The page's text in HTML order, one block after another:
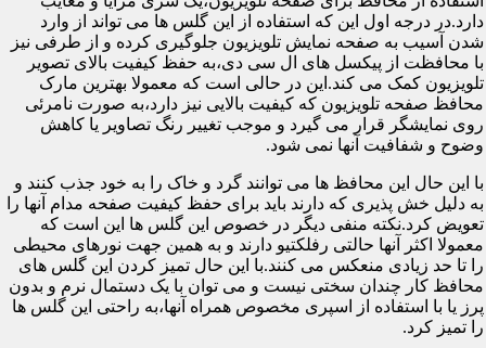
دارد.در درجه اول این که استفاده از این گلس ها می تواند از وارد
شدن آسیب به صفحه نمایش تلویزیون جلوگیری کرده و از طرفی نیز
با محافظت از پیکسل های ال سی دی،به حفظ کیفیت بالای تصویر
تلویزیون کمک می کند.این در حالی است که معمولا بهترین مارک
محافظ صفحه تلویزیون که کیفیت بالایی نیز دارد،به صورت نامرئی
روی نمایشگر قرار می گیرد و موجب تغییر رنگ تصاویر یا کاهش
وضوح و شفافیت آنها نمی شود.
با این حال این محافظ ها می توانند گرد و خاک را به خود جذب کنند و
به دلیل خش پذیری که دارند باید برای حفظ کیفیت صفحه مدام آنها را
تعویض کرد.نکته منفی دیگر در خصوص این گلس ها این است که
معمولا اکثر آنها حالتی رفلکتیو دارند و به همین جهت نورهای محیطی
را تا حد زیادی منعکس می کنند.با این حال تمیز کردن این گلس های
محافظ کار چندان سختی نیست و می توان با یک دستمال نرم و بدون
پرز یا با استفاده از اسپری مخصوص همراه آنها،به راحتی این گلس ها
را تمیز کرد.